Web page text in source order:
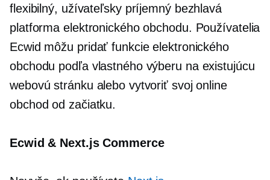
flexibilný, užívateľsky príjemnýbezhlavá
platforma elektronického obchodu. Používatelia
Ecwid môžu pridať funkcie elektronického
obchodu podľa vlastného výberu na existujúcu
webovú stránku alebo vytvoriť svoj online
obchod od začiatku.
Ecwid & Next.js Commerce